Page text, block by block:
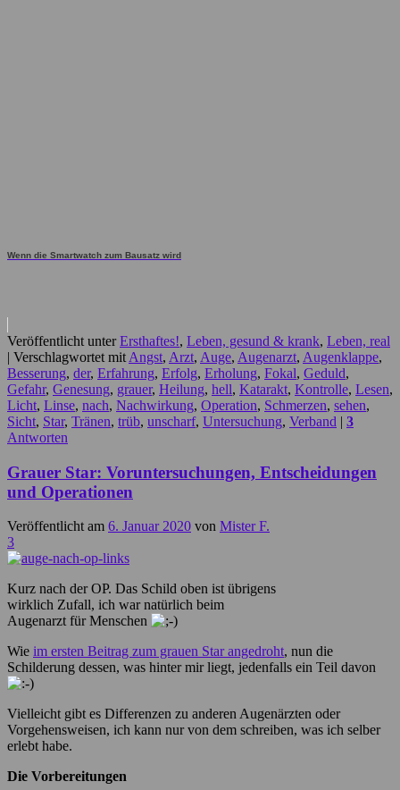
Wenn die Smartwatch zum Bausatz wird
Veröffentlicht unter Ersthaftes!, Leben, gesund & krank, Leben, real
| Verschlagwortet mit Angst, Arzt, Auge, Augenarzt, Augenklappe,
Besserung, der, Erfahrung, Erfolg, Erholung, Fokal, Geduld,
Gefahr, Genesung, grauer, Heilung, hell, Katarakt, Kontrolle, Lesen,
Licht, Linse, nach, Nachwirkung, Operation, Schmerzen, sehen,
Sicht, Star, Tränen, trüb, unscharf, Untersuchung, Verband | 3
Antworten
Grauer Star: Voruntersuchungen, Entscheidungen
und Operationen
Veröffentlicht am 6. Januar 2020 von Mister F.
3
Kurz nach der OP. Das Schild oben ist übrigens
wirklich Zufall, ich war natürlich beim
Augenarzt für Menschen
Wie im ersten Beitrag zum grauen Star angedroht, nun die
Schilderung dessen, was hinter mir liegt, jedenfalls ein Teil davon
Vielleicht gibt es Differenzen zu anderen Augenärzten oder
Vorgehensweisen, ich kann nur von dem schreiben, was ich selber
erlebt habe.
Die Vorbereitungen